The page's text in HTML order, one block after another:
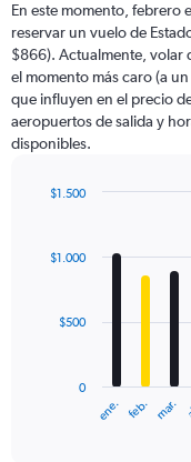
categories.
The
chart
has
1
Y
axis
values.
to
En este momento, febrero
reservar un vuelo de
$866). Actualmente, volar
el momento más caro (a
que influyen en el precio
aeropuertos de salida y
disponibles.
with
12
The
ene. feb. mar.
0
$500
$1.000
$1.500